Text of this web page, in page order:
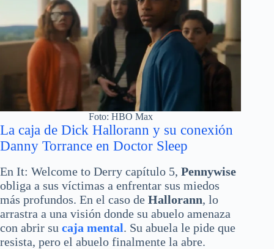
Foto: HBO Max
La caja de Dick Hallorann y su conexión
Danny Torrance en Doctor Sleep
En It: Welcome to Derry capítulo 5, Pennywise
obliga a sus víctimas a enfrentar sus miedos
más profundos. En el caso de Hallorann, lo
arrastra a una visión donde su abuelo amenaza
con abrir su caja mental. Su abuela le pide que
resista, pero el abuelo finalmente la abre.